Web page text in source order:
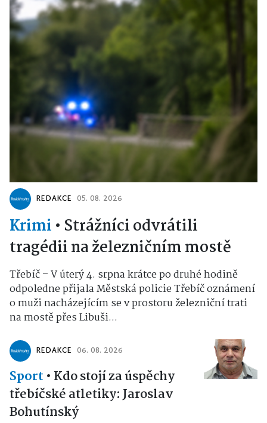
REDAKCE 05. 08. 2026
Krimi • Strážníci odvrátili
tragédii na železničním mostě
Třebíč – V úterý 4. srpna krátce po druhé hodině
odpoledne přijala Městská policie Třebíč oznámení
o muži nacházejícím se v prostoru železniční trati
na mostě přes Libuši...
REDAKCE 06. 08. 2026
Sport • Kdo stojí za úspěchy
třebíčské atletiky: Jaroslav
Bohutínský